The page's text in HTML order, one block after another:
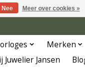
Merken
Juwelier Jansen
Nee Meer over cookies »